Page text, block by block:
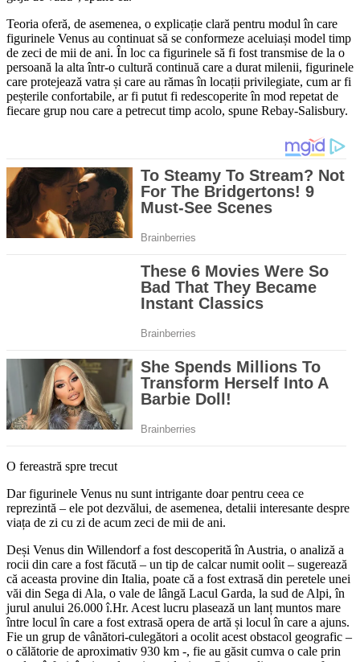
Teoria oferă, de asemenea, o explicație clară pentru modul în care
figurinele Venus au continuat să se conformeze aceluiași model timp
de zeci de mii de ani. În loc ca figurinele să fi fost transmise de la o
persoană la alta într-o cultură continuă care a durat milenii, figurinele
care protejează vatra și care au rămas în locații privilegiate, cum ar fi
peșterile confortabile, ar fi putut fi redescoperite în mod repetat de
fiecare grup nou care a petrecut timp acolo, spune Rebay-Salisbury.
O fereastră spre trecut
Dar figurinele Venus nu sunt intrigante doar pentru ceea ce
reprezintă – ele pot dezvălui, de asemenea, detalii interesante despre
viața de zi cu zi de acum zeci de mii de ani.
Deși Venus din Willendorf a fost descoperită în Austria, o analiză a
rocii din care a fost făcută – un tip de calcar numit oolit – sugerează
că aceasta provine din Italia, poate că a fost extrasă din peretele unei
văi din Sega di Ala, o vale de lângă Lacul Garda, la sud de Alpi, în
jurul anului 26.000 î.Hr. Acest lucru plasează un lanț muntos mare
între locul în care a fost extrasă opera de artă și locul în care a ajuns.
Fie un grup de vânători-culegători a ocolit acest obstacol geografic –
o călătorie de aproximativ 930 km -, fie au găsit cumva o cale prin